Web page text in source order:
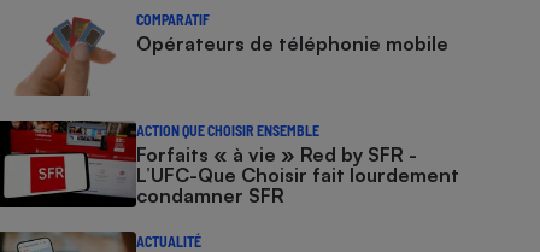
COMPARATIF
Opérateurs de téléphonie mobile
ACTION QUE CHOISIR ENSEMBLE
Forfaits « à vie » Red by SFR -
L’UFC-Que Choisir fait lourdement
condamner SFR
ACTUALITÉ